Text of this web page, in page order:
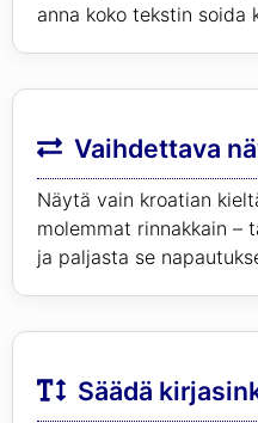
anna koko tekstin soida
Vaihdettava
Näytä vain kroatian
molemmat rinnakkain –
ja paljasta se
Säädä